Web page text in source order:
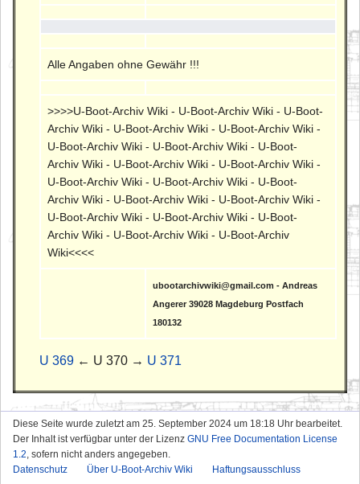
Alle Angaben ohne Gewähr !!!
>>>>U-Boot-Archiv Wiki - U-Boot-Archiv Wiki - U-Boot-
Archiv Wiki - U-Boot-Archiv Wiki - U-Boot-Archiv Wiki -
U-Boot-Archiv Wiki - U-Boot-Archiv Wiki - U-Boot-
Archiv Wiki - U-Boot-Archiv Wiki - U-Boot-Archiv Wiki -
U-Boot-Archiv Wiki - U-Boot-Archiv Wiki - U-Boot-
Archiv Wiki - U-Boot-Archiv Wiki - U-Boot-Archiv Wiki -
U-Boot-Archiv Wiki - U-Boot-Archiv Wiki - U-Boot-
Archiv Wiki - U-Boot-Archiv Wiki - U-Boot-Archiv
Wiki<<<<
ubootarchivwiki@gmail.com - Andreas
Angerer 39028 Magdeburg Postfach
180132
U 369 ← U 370 → U 371
Diese Seite wurde zuletzt am 25. September 2024 um 18:18 Uhr bearbeitet.
Der Inhalt ist verfügbar unter der Lizenz GNU Free Documentation License
1.2, sofern nicht anders angegeben.
Datenschutz
Über U-Boot-Archiv Wiki Haftungsausschluss